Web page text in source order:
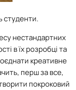
студенти.
нестандартних
в їх розробці та
креативне
перш за все,
покроковий